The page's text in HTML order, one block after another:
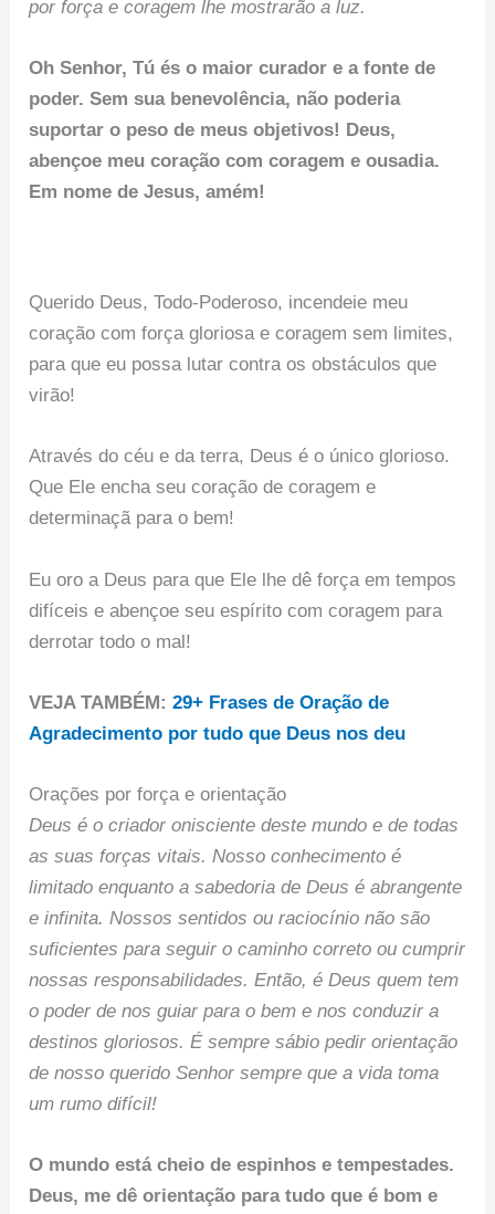
por força e coragem lhe mostrarão a luz.
Oh Senhor, Tú és o maior curador e a fonte de
poder. Sem sua benevolência, não poderia
suportar o peso de meus objetivos! Deus,
abençoe meu coração com coragem e ousadia.
Em nome de Jesus, amém!
Querido Deus, Todo-Poderoso, incendeie meu
coração com força gloriosa e coragem sem limites,
para que eu possa lutar contra os obstáculos que
virão!
Através do céu e da terra, Deus é o único glorioso.
Que Ele encha seu coração de coragem e
determinaçã para o bem!
Eu oro a Deus para que Ele lhe dê força em tempos
difíceis e abençoe seu espírito com coragem para
derrotar todo o mal!
VEJA TAMBÉM:29+ Frases de Oração de
Agradecimento por tudo que Deus nos deu
Orações por força e orientação
Deus é o criador onisciente deste mundo e de todas
as suas forças vitais. Nosso conhecimento é
limitado enquanto a sabedoria de Deus é abrangente
e infinita. Nossos sentidos ou raciocínio não são
suficientes para seguir o caminho correto ou cumprir
nossas responsabilidades. Então, é Deus quem tem
o poder de nos guiar para o bem e nos conduzir a
destinos gloriosos. É sempre sábio pedir orientação
de nosso querido Senhor sempre que a vida toma
um rumo difícil!
O mundo está cheio de espinhos e tempestades.
Deus, me dê orientação para tudo que é bom e